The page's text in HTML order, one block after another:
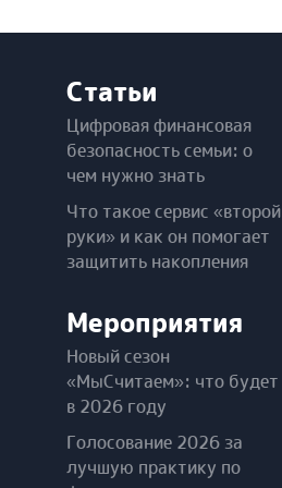
Статьи
Цифровая финансовая
безопасность семьи: о
чем нужно знать
Что такое сервис «второй
руки» и как он помогает
защитить накопления
Мероприятия
Новый сезон
«МыСчитаем»: что будет
в 2026 году
Голосование 2026 за
лучшую практику по